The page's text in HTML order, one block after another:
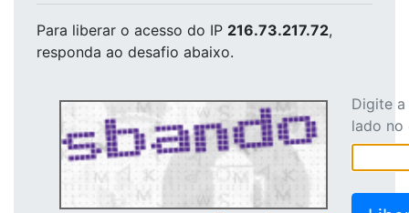
Para liberar o acesso do IP 216.73.217.72,
responda ao desafio abaixo.
Digite
lado no